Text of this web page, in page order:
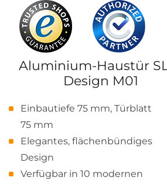
Aluminium-Haustür
Design M01
Einbautiefe 75 mm, Türblatt
75 mm
Elegantes, flächenbündiges
Design
Verfügbar in 10 modernen